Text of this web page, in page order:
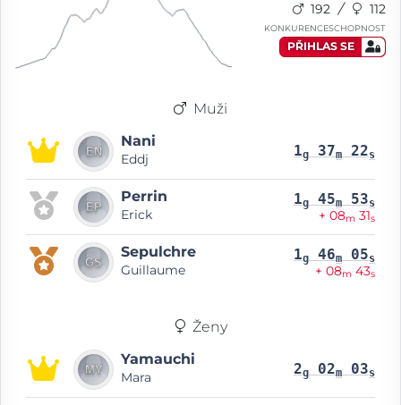
192 112
KONKURENCESCHOPNOST
PŘIHLAS SE
Muži
Nani
Eddj 1g 37m 22s
Perrin
Erick
1g 45m 53s
+ 08m 31s
Sepulchre
Guillaume
1g 46m 05s
+ 08m 43s
Ženy
Yamauchi
Mara 2g 02m 03s